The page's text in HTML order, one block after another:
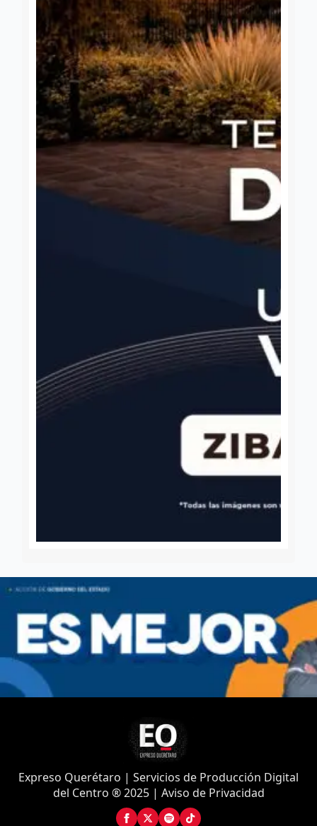
Expreso Querétaro | Servicios de Producción Digital
del Centro ® 2025 | Aviso de Privacidad